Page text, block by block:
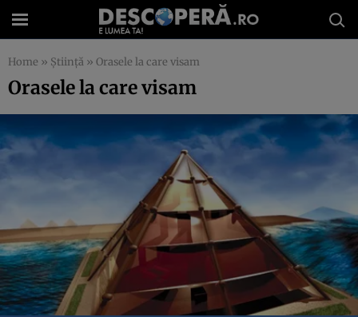
Home » Știință » Orasele la care visam
Orasele la care visam